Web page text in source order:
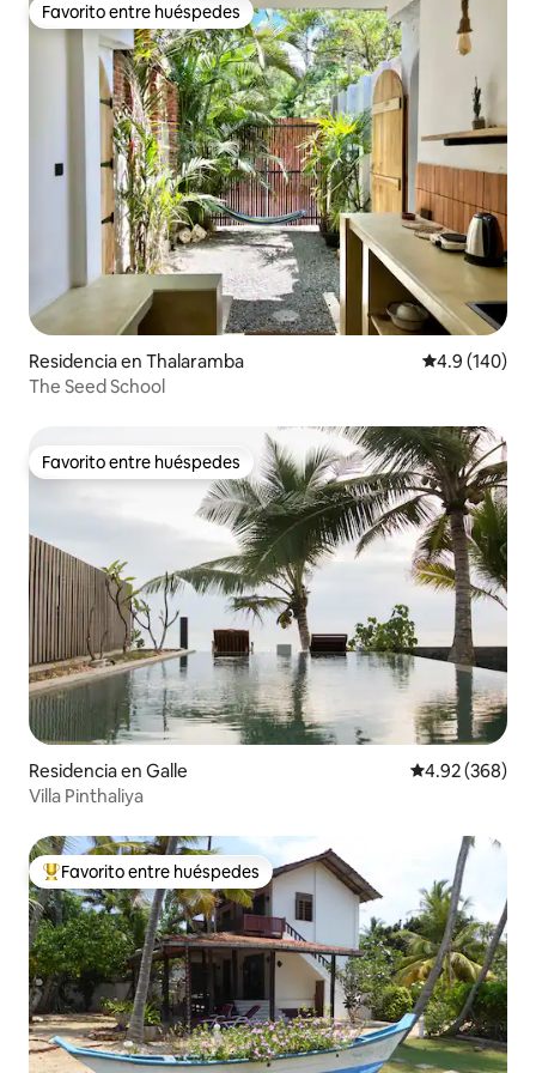
Favorito entre huéspedes
Favorito entre huéspedes
Residencia en Thalaramba Calificación
4.9 (140)
The Seed School
Favorito entre huéspedes
Favorito entre huéspedes
Residencia en Galle Calificación
4.92 (368)
Villa Pinthaliya
De los mejores en Favorito entre huéspedes
Favorito entre huéspedes